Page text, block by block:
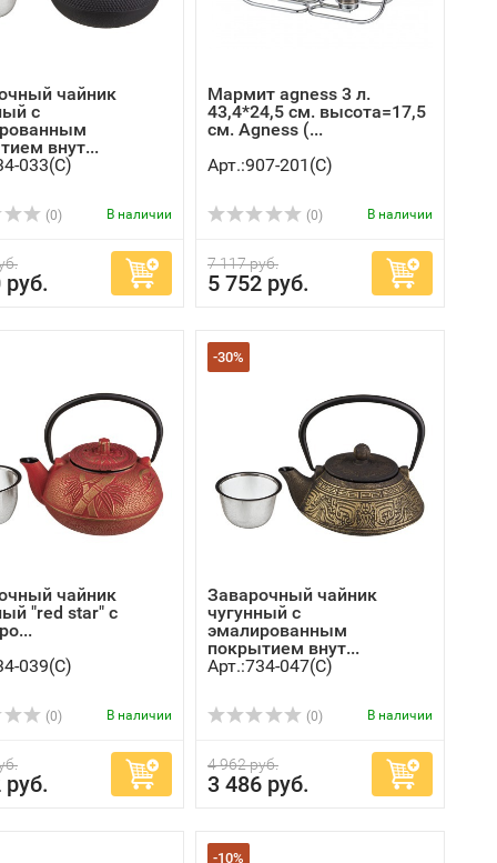
чайник
с
внут...
033(C)
(0) В наличии
руб.
Мармит agness 3 л.
43,4*24,5 см. высота=17,5
см. Agness (...
Арт.:907-201(C)
(0) В наличии
7 117 руб.
5 752 руб.
чайник
"red star" с
039(C)
(0) В наличии
руб.
-30%
Заварочный чайник
чугунный с
эмалированным
покрытием внут...
Арт.:734-047(C)
(0) В наличии
4 962 руб.
3 486 руб.
-10%